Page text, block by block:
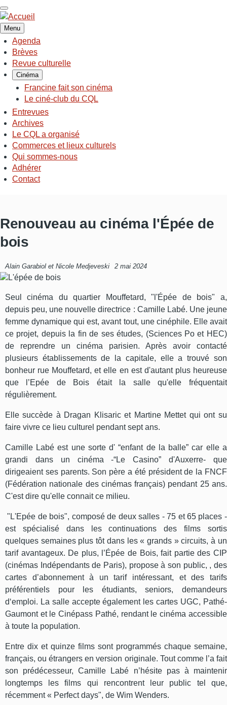
Aller
au
contenu
principal
Menu
NAVIGATION
PRINCIPALE
Agenda
Brèves
Revue culturelle
Cinéma
Francine fait son cinéma
Le ciné-club du CQL
Entrevues
Archives
Le CQL a organisé
Commerces et lieux culturels
Qui sommes-nous
Adhérer
Contact
Renouveau au cinéma l'Épée de
bois
Alain Garabiol et Nicole Medjeveski 2 mai 2024
Seul cinéma du quartier Mouffetard, "l'Épée de bois" a,
depuis peu, une nouvelle directrice : Camille Labé. Une jeune
femme dynamique qui est, avant tout, une cinéphile. Elle avait
ce projet, depuis la fin de ses études, (Sciences Po et HEC)
de reprendre un cinéma parisien. Après avoir contacté
plusieurs établissements de la capitale, elle a trouvé son
bonheur rue Mouffetard, et elle en est d'autant plus heureuse
que l’Epée de Bois était la salle qu'elle fréquentait
régulièrement.
Elle succède à Dragan Klisaric et Martine Mettet qui ont su
faire vivre ce lieu culturel pendant sept ans.
Camille Labé est une sorte d' “enfant de la balle” car elle a
grandi dans un cinéma -“Le Casino” d'Auxerre- que
dirigeaient ses parents. Son père a été président de la FNCF
(Fédération nationale des cinémas français) pendant 25 ans.
C'est dire qu'elle connait ce milieu.
"L'Epée de bois", composé de deux salles - 75 et 65 places -
est spécialisé dans les continuations des films sortis
quelques semaines plus tôt dans les « grands » circuits, à un
tarif avantageux. De plus, l’Épée de Bois, fait partie des CIP
(cinémas Indépendants de Paris), propose à son public, , des
cartes d’abonnement à un tarif intéressant, et des tarifs
préférentiels pour les étudiants, seniors, demandeurs
d‘emploi. La salle accepte également les cartes UGC, Pathé-
Gaumont et le Cinépass Pathé, rendant le cinéma accessible
à toute la population.
Entre dix et quinze films sont programmés chaque semaine,
français, ou étrangers en version originale. Tout comme l’a fait
son prédécesseur, Camille Labé n’hésite pas à maintenir
longtemps les films qui rencontrent leur public tel que,
récemment « Perfect days", de Wim Wenders.